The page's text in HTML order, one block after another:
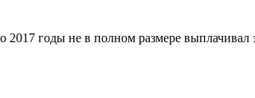
годы не в полном размере выплачивал